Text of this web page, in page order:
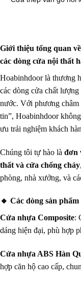
Giới thiệu tổng quan
các dòng cửa chất
nước. Với phương châm
tin”, Hoabinhdoor
ưu trải nghiệm khách
Chúng tôi tự hào làđơn
thất và cửa chống cháy
🔸 Các dòng sản
Cửa nhựa Composite:
Cửa nhựa ABS Hàn
hợp căn hộ cao cấp,
Cửa gỗ công nghiệp
hợp cho nhà phố, phòng